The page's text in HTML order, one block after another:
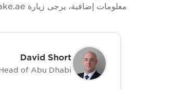
معلومات إضافية، يرجى زيارة www.cushwake.ae.
David Short
of Abu Dhabi